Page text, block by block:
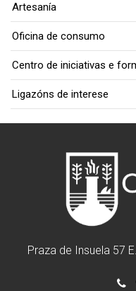
Artesanía
Oficina de consumo
Centro de iniciativas e
Ligazóns de interese
Praza de Insuela 57